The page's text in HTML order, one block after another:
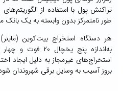
تراکنش پول با استفاده از
طور نامتمرکز بدون وابسته به یک بانک
هر دستگاه استخراج بیت‌کوین
به‌اندازه پنج
استخراج‌های غیرمجاز به دلیل ایجاد
بروز آسیب به وسایل برقی شهروندان